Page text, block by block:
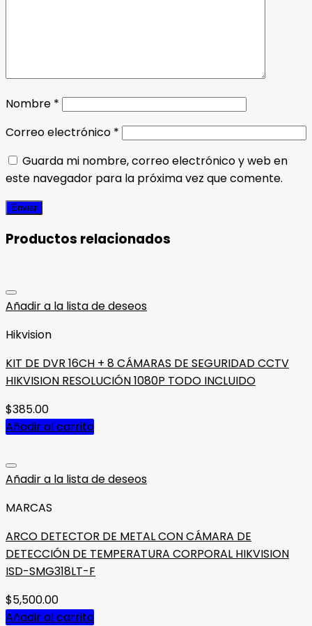
Nombre *
Correo electrónico *
Guarda mi nombre, correo electrónico y web en
este navegador para la próxima vez que comente.
Productos relacionados
Añadir a la lista de deseos
Hikvision
KIT DE DVR 16CH + 8 CÁMARAS DE SEGURIDAD CCTV
HIKVISION RESOLUCIÓN 1080P TODO INCLUIDO
$385.00
Añadir al carrito
Añadir a la lista de deseos
MARCAS
ARCO DETECTOR DE METAL CON CÁMARA DE
DETECCIÓN DE TEMPERATURA CORPORAL HIKVISION
ISD-SMG318LT-F
$5,500.00
Añadir al carrito